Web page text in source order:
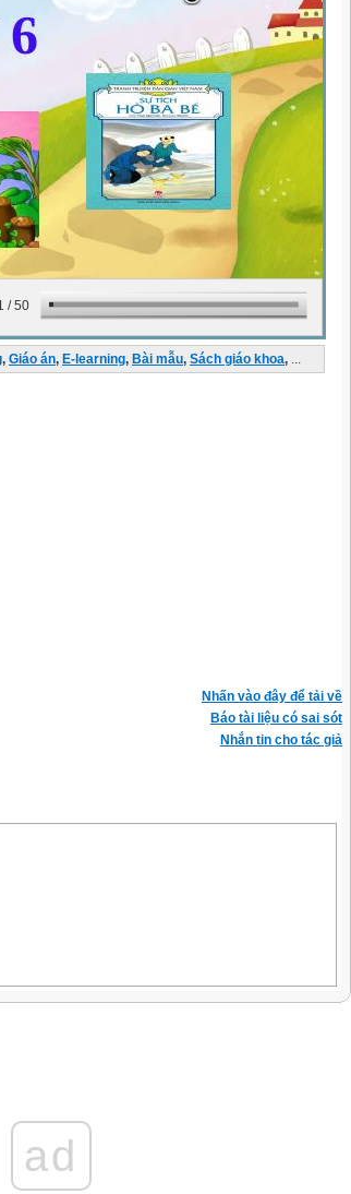
/50
, Giáo án, E-learning, Bài mẫu, Sách giáo khoa, ...
Nhấn vào đây để tải về
Báo tài liệu có sai sót
Nhắn tin cho tác giả
ad